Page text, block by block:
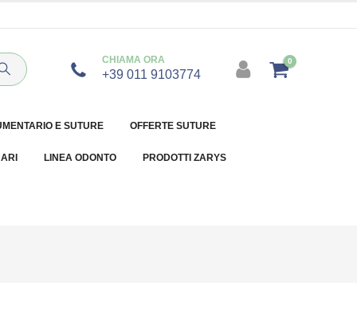
CHIAMA ORA
+39 011 9103774
0
E SUTURE OFFERTE SUTURE
LINEA ODONTO PRODOTTI ZARYS